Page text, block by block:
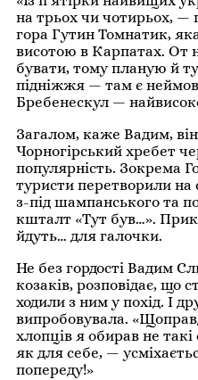
на трьох чи чотирьох, —
гора Гутин Томнатик,
висотою в Карпатах. От
бувати, тому планую й
підніжжя — там є
Бребенескул —
Загалом, каже Вадим,
Чорногірський хребет
популярність. Зокрема
туристи перетворили
з-під шампанського та
кшталт «Тут був…».
йдуть… для галочки.
Не без гордості Вадим
козаків, розповідає, що
ходили з ним у похід. І
випробовувала.
хлопців я обирав не
як для себе, —
попереду!»